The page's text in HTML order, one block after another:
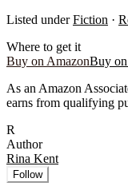
Listed under Fiction ·
Where to get it
Buy on AmazonBuy
As an Amazon
earns from qualifying
R
Author
Rina Kent
Follow